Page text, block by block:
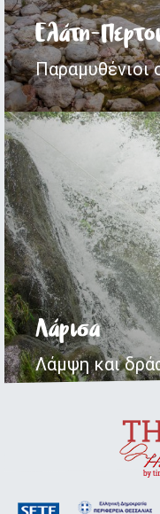
Ελάτη-
Παραμυθένιοι
Λάρισα
Λάμψη και